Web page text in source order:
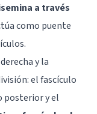
a través
como puente
y la
el fascículo
posterior y el